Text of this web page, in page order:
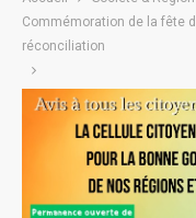
Commémoration de la fête
réconciliation